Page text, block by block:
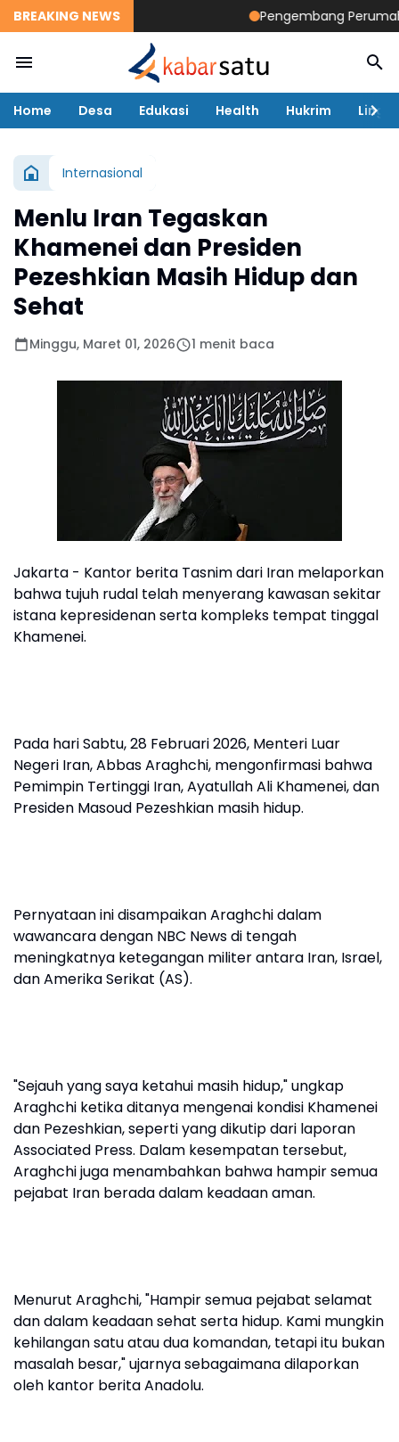
BREAKING NEWS Pengembang
Home Desa Edukasi Health Hukrim
Internasional
Menlu Iran Tegaskan
Khamenei dan Presiden
Pezeshkian Masih Hidup dan
Sehat
Minggu, Maret 01, 2026 1 menit baca
Jakarta - Kantor berita Tasnim dari Iran melaporkan
bahwa tujuh rudal telah menyerang kawasan sekitar
istana kepresidenan serta kompleks tempat tinggal
Khamenei.
Pada hari Sabtu, 28 Februari 2026, Menteri Luar
Negeri Iran, Abbas Araghchi, mengonfirmasi bahwa
Pemimpin Tertinggi Iran, Ayatullah Ali Khamenei, dan
Presiden Masoud Pezeshkian masih hidup.
Pernyataan ini disampaikan Araghchi dalam
wawancara dengan NBC News di tengah
meningkatnya ketegangan militer antara Iran, Israel,
dan Amerika Serikat (AS).
"Sejauh yang saya ketahui masih hidup," ungkap
Araghchi ketika ditanya mengenai kondisi Khamenei
dan Pezeshkian, seperti yang dikutip dari laporan
Associated Press. Dalam kesempatan tersebut,
Araghchi juga menambahkan bahwa hampir semua
pejabat Iran berada dalam keadaan aman.
Menurut Araghchi, "Hampir semua pejabat selamat
dan dalam keadaan sehat serta hidup. Kami mungkin
kehilangan satu atau dua komandan, tetapi itu bukan
masalah besar," ujarnya sebagaimana dilaporkan
oleh kantor berita Anadolu.